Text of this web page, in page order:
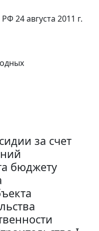
24 августа 2011 г.
за счет
бюджету